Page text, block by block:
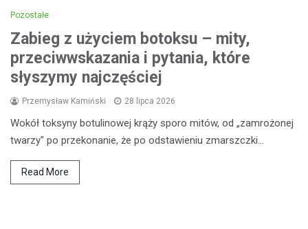
Pozostałe
Zabieg z użyciem botoksu – mity,
przeciwwskazania i pytania, które
słyszymy najczęściej
Przemysław Kamiński 28 lipca 2026
Wokół toksyny botulinowej krąży sporo mitów, od „zamrożonej
twarzy" po przekonanie, że po odstawieniu zmarszczki…
Read More